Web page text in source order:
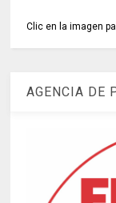
Clic en la imagen
AGENCIA DE